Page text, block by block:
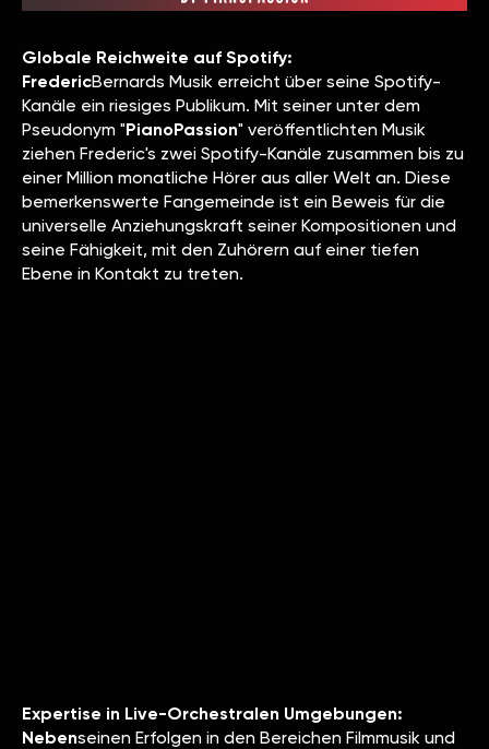
Globale Reichweite auf Spotify:
‍FredericBernards Musik erreicht über seine Spotify-
Kanäle ein riesiges Publikum. Mit seiner unter dem
Pseudonym "PianoPassion" veröffentlichten Musik
ziehen Frederic's zwei Spotify-Kanäle zusammen bis zu
einer Million monatliche Hörer aus aller Welt an. Diese
bemerkenswerte Fangemeinde ist ein Beweis für die
universelle Anziehungskraft seiner Kompositionen und
seine Fähigkeit, mit den Zuhörern auf einer tiefen
Ebene in Kontakt zu treten.
Expertise in Live-Orchestralen Umgebungen:
Nebenseinen Erfolgen in den Bereichen Filmmusik und